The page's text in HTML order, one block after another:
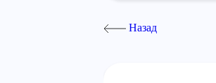
Назад